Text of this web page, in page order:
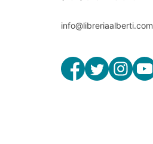
info@libreriaalberti.com